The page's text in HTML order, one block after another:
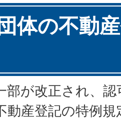
体の不動
部が改正され、
動産登記の特例